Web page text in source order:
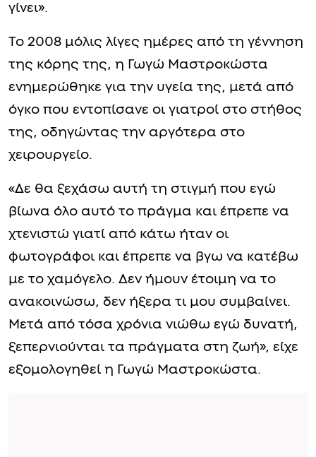
γίνει».
Το 2008 μόλις λίγες ημέρες από τη γέννηση
της κόρης της, η Γωγώ Μαστροκώστα
ενημερώθηκε για την υγεία της, μετά από
όγκο που εντοπίσανε οι γιατροί στο στήθος
της, οδηγώντας την αργότερα στο
χειρουργείο.
«Δε θα ξεχάσω αυτή τη στιγμή που εγώ
βίωνα όλο αυτό το πράγμα και έπρεπε να
χτενιστώ γιατί από κάτω ήταν οι
φωτογράφοι και έπρεπε να βγω να κατέβω
με το χαμόγελο. Δεν ήμουν έτοιμη να το
ανακοινώσω, δεν ήξερα τι μου συμβαίνει.
Μετά από τόσα χρόνια νιώθω εγώ δυνατή,
ξεπερνιούνται τα πράγματα στη ζωή», είχε
εξομολογηθεί η Γωγώ Μαστροκώστα.